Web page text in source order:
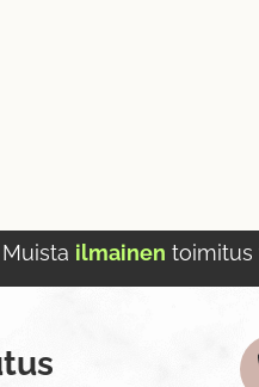
Muista ilmainen toimitus